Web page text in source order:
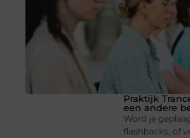
Praktijk
een andere
Word je
flashbacks, of